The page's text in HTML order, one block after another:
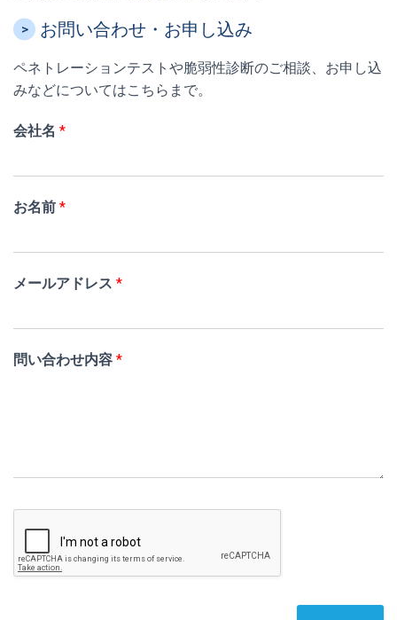
お問い合わせ・お申し込み
ペネトレーションテストや脆弱性診断のご相談、お申し込
みなどについてはこちらまで。
会
ー
ル
ド
ス
会社名 *
お名前 *
メールアドレス *
問い合わせ内容 *